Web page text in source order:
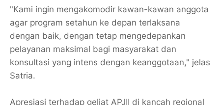
"Kami ingin mengakomodir kawan-kawan anggota
agar program setahun ke depan terlaksana
dengan baik, dengan tetap mengedepankan
pelayanan maksimal bagi masyarakat dan
konsultasi yang intens dengan keanggotaan," jelas
Satria.
​Apresiasi terhadap geliat APJII di kancah regional